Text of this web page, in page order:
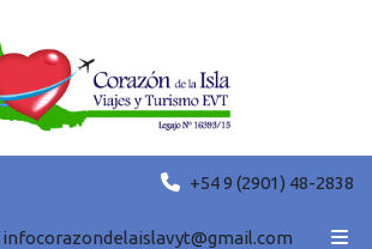
+54 9 (2901) 48-2838
infocorazondelaislavyt@gmail.com